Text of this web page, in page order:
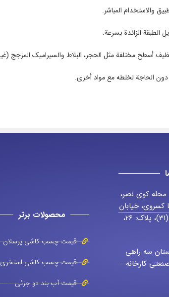
والاستخدام المباشر.
الطبقة الزائدة بسرعة.
أسطح مختلفة مثل الحجر، البلاط والسيراميك المزجج
دون الحاجة لخلطه مع مواد أخرى.
محله کوی نصر،
کسروی، خیابان
شهید محمد مرادی (31)، پلاک: 26،
سه راهی
کارخانه
محصولات برتر
قیمت چسب کاشی پرسلان
قیمت چسب کاشی استخری
قیمت آب بند دو جزئی